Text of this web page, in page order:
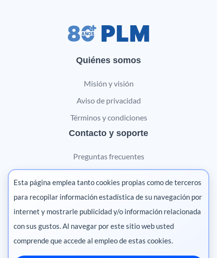
Quiénes somos
Misión y visión
Aviso de privacidad
Términos y condiciones
Contacto y soporte
Preguntas frecuentes
Contáctanos
Marketing digital
Pharma
Esta página emplea tanto cookies propias como de terceros
para recopilar información estadística de su navegación por
internet y mostrarle publicidad y/o información relacionada
con sus gustos. Al navegar por este sitio web usted
comprende que accede al empleo de estas cookies.